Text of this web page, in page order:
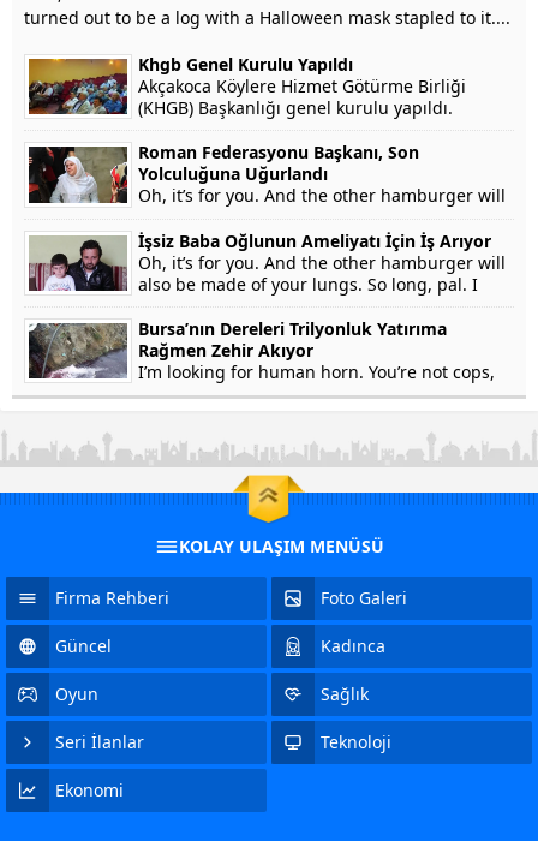
turned out to be a log with a Halloween mask stapled to it....
Khgb Genel Kurulu Yapıldı
Akçakoca Köylere Hizmet Götürme Birliği
(KHGB) Başkanlığı genel kurulu yapıldı.
Roman Federasyonu Başkanı, Son
Yolculuğuna Uğurlandı
Oh, it’s for you. And the other hamburger will
also be made of your lungs. So long, pal. I
won’t testify on grounds that my...
İşsiz Baba Oğlunun Ameliyatı İçin İş Arıyor
Oh, it’s for you. And the other hamburger will
also be made of your lungs. So long, pal. I
won’t testify on grounds that my...
Bursa’nın Dereleri Trilyonluk Yatırıma
Rağmen Zehir Akıyor
I’m looking for human horn. You’re not cops,
right? Of course not. In fact, he’s a crook. Yep.
KOLAY ULAŞIM MENÜSÜ
Firma Rehberi Foto Galeri
Güncel Kadınca
Oyun Sağlık
Seri İlanlar Teknoloji
Ekonomi